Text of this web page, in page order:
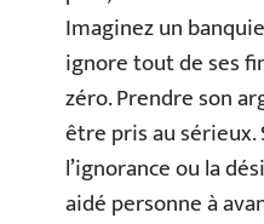
Imaginez un
ignore tout de ses
zéro. Prendre son
être pris au sérieux.
l’ignorance ou la
aidé personne à